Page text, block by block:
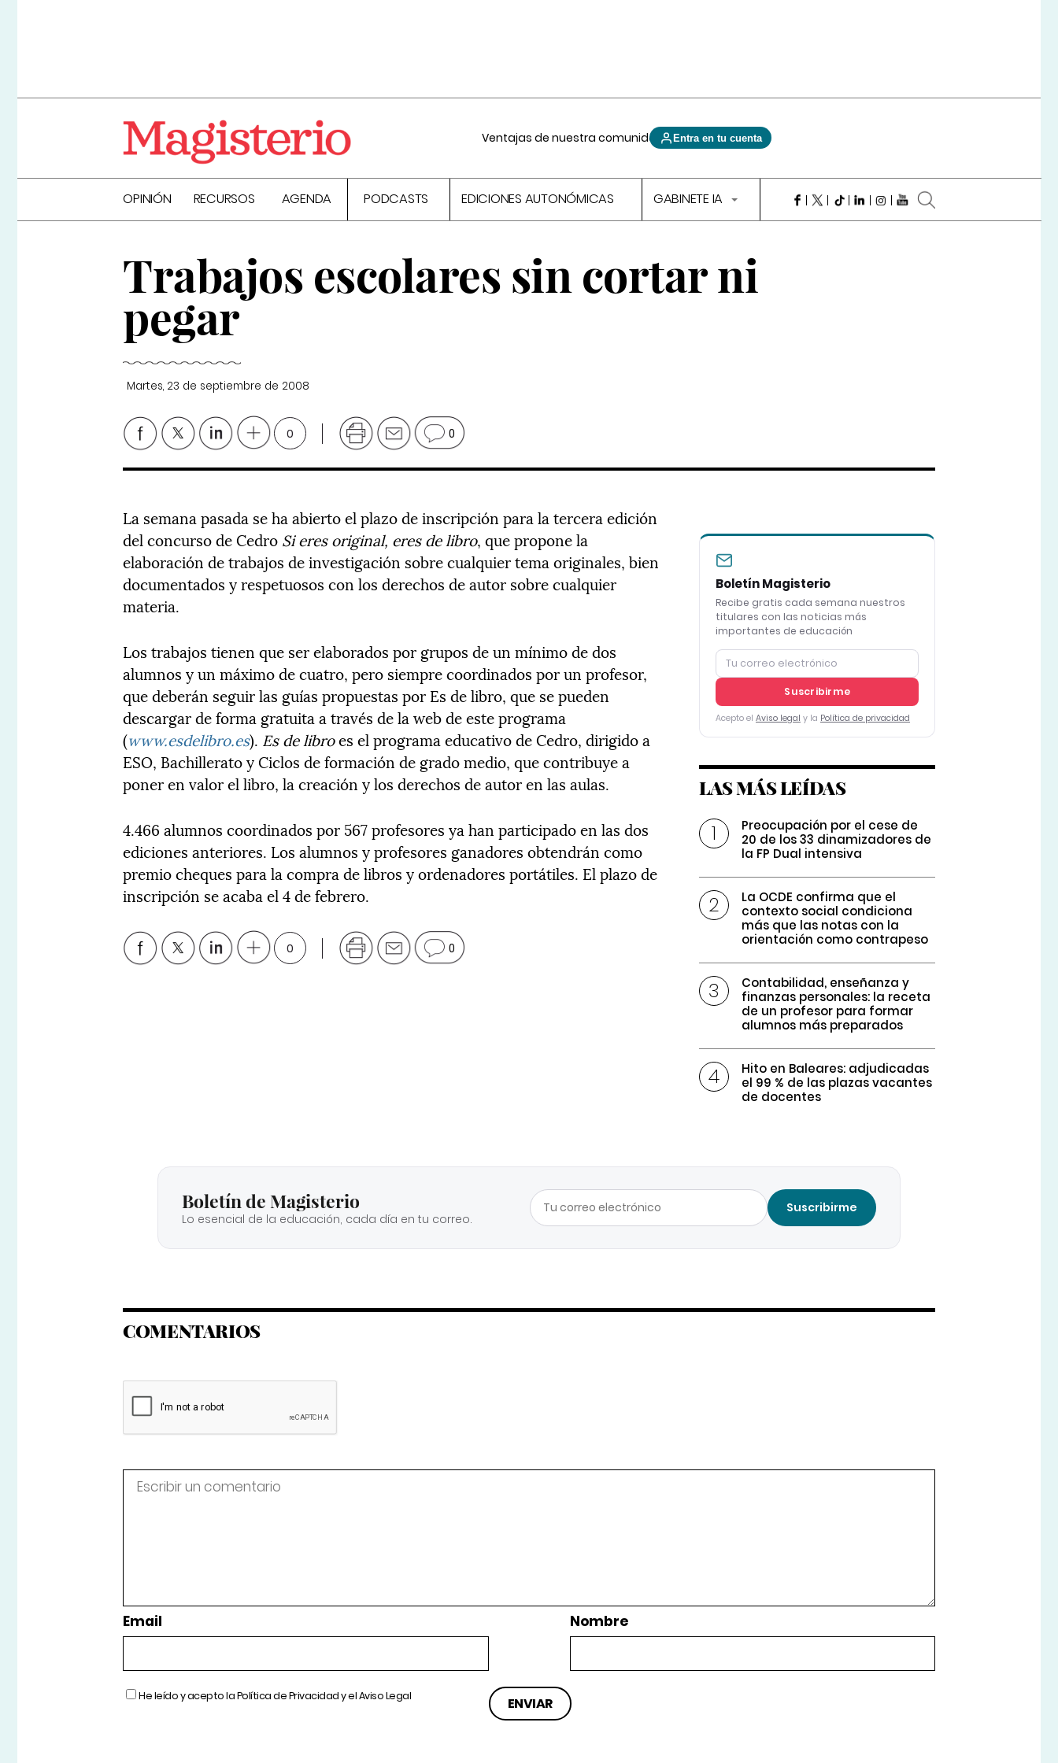
Ventajas de nuestra comunidad Entra en tu cuenta
OPINIÓN RECURSOS AGENDA PODCASTS EDICIONES AUTONÓMICAS GABINETE IA
Trabajos escolares sin cortar ni
pegar
Martes, 23 de septiembre de 2008
0 0
La semana pasada se ha abierto el plazo de inscripción para la tercera edición
del concurso de Cedro Si eres original, eres de libro, que propone la
elaboración de trabajos de investigación sobre cualquier tema originales, bien
documentados y respetuosos con los derechos de autor sobre cualquier
materia.
Los trabajos tienen que ser elaborados por grupos de un mínimo de dos
alumnos y un máximo de cuatro, pero siempre coordinados por un profesor,
que deberán seguir las guías propuestas por Es de libro, que se pueden
descargar de forma gratuita a través de la web de este programa
(www.esdelibro.es). Es de libroes el programa educativo de Cedro, dirigido a
ESO, Bachillerato y Ciclos de formación de grado medio, que contribuye a
poner en valor el libro, la creación y los derechos de autor en las aulas.
4.466 alumnos coordinados por 567 profesores ya han participado en las dos
ediciones anteriores. Los alumnos y profesores ganadores obtendrán como
premio cheques para la compra de libros y ordenadores portátiles. El plazo de
inscripción se acaba el 4 de febrero.
0 0
Boletín Magisterio
Recibe gratis cada semana nuestros
titulares con las noticias más
importantes de educación
Suscribirme
Acepto el Aviso legal y la Política de privacidad
LAS MÁS LEÍDAS
Preocupación por el cese de
20 de los 33 dinamizadores de
la FP Dual intensiva
La OCDE confirma que el
contexto social condiciona
más que las notas con la
orientación como contrapeso
Contabilidad, enseñanza y
finanzas personales: la receta
de un profesor para formar
alumnos más preparados
Hito en Baleares: adjudicadas
el 99 % de las plazas vacantes
de docentes
Boletín de Magisterio
Lo esencial de la educación, cada día en tu correo.
Suscribirme
COMENTARIOS
Email Nombre
He leído y acepto laPolítica de Privacidady elAviso Legal